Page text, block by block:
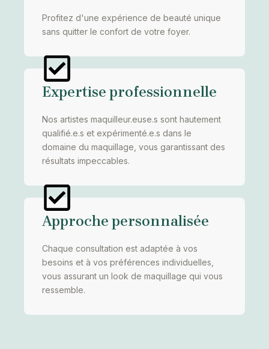
Profitez d'une expérience de beauté unique
sans quitter le confort de votre foyer.
Expertise professionnelle
Nos artistes maquilleur.euse.s sont hautement
qualifié.e.s et expérimenté.e.s dans le
domaine du maquillage, vous garantissant des
résultats impeccables.
Approche personnalisée
Chaque consultation est adaptée à vos
besoins et à vos préférences individuelles,
vous assurant un look de maquillage qui vous
ressemble.